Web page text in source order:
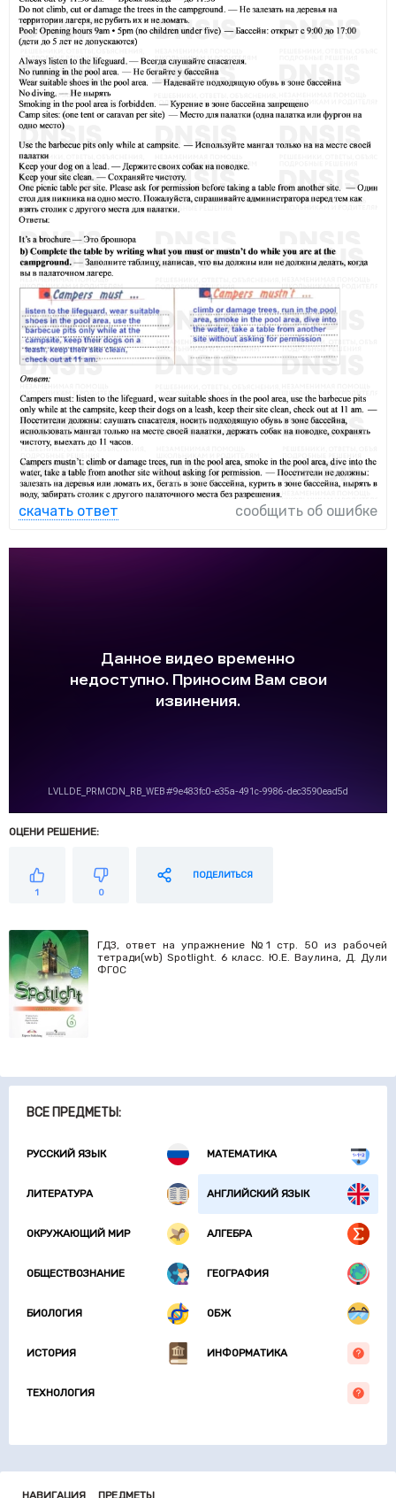
ВСЕ ПРЕДМЕТЫ:
РУССКИЙ ЯЗЫК МАТЕМАТИКА
ЛИТЕРАТУРА АНГЛИЙСКИЙ ЯЗЫК
ОКРУЖАЮЩИЙ МИР АЛГЕБРА
ОБЩЕСТВОЗНАНИЕ ГЕОГРАФИЯ
БИОЛОГИЯ ОБЖ
ИСТОРИЯ ИНФОРМАТИКА
ТЕХНОЛОГИЯ
скачать ответ сообщить об ошибке
ОЦЕНИ РЕШЕНИЕ:
1 0
ПОДЕЛИТЬСЯ
ГДЗ, ответ на упражнение №1 стр. 50 из рабочей
тетради(wb) Spotlight. 6 класс. Ю.Е. Ваулина, Д. Дули
ФГОС
НАВИГАЦИЯ ПРЕДМЕТЫ